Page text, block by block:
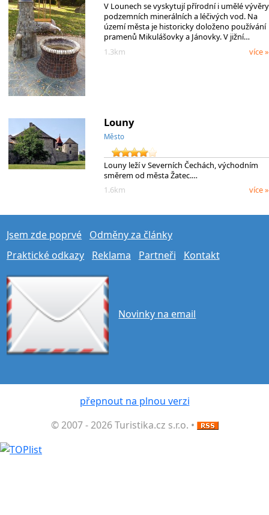
V Lounech se vyskytují přírodní i umělé vývěry
podzemních minerálních a léčivých vod. Na
území města je historicky doloženo používání
pramenů Mikulášovky a Jánovky. V jižní…
1.3km
více »
Louny
Město
Louny leží v Severních Čechách, východním
směrem od města Žatec.…
1.6km
více »
Jsem zde poprvé
Odměny za články
Praktické odkazy
Reklama Partneři Kontakt
Novinky na email
přepnout na plnou verzi
© 2007 - 2026 Turistika.cz s.r.o. •